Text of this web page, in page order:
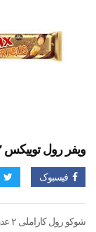
ویفر رول توییکس ۲۲ گرمی
فیسبوک
شوکو رول کاراملی ۲ عدد در هر بسته